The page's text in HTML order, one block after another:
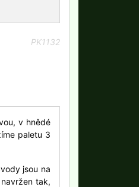
PK1132
v hnědé
paletu 3
jsou na
tak,